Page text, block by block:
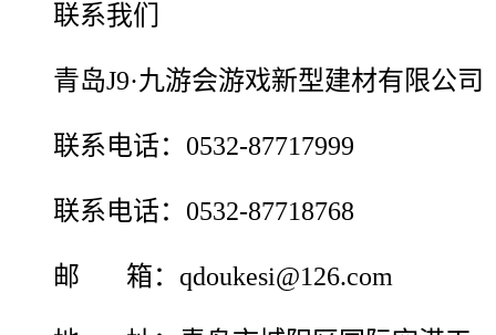
联系我们
青岛J9·九游会游戏新型建材有限公司
联系电话：0532-87717999
联系电话：0532-87718768
邮 箱：qdoukesi@126.com